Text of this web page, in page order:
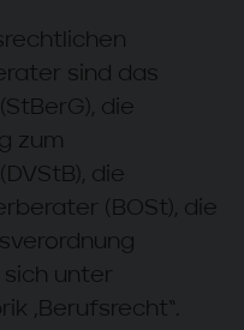
sind das
die
zum
die
(BOSt), die
sich unter
„Berufsrecht“.
dienen,
einen
hohen Aufwand
und die Verarbeitung zu
durch geeignete
ist. Sofern
nicht
ist und Ihre
Daten von uns